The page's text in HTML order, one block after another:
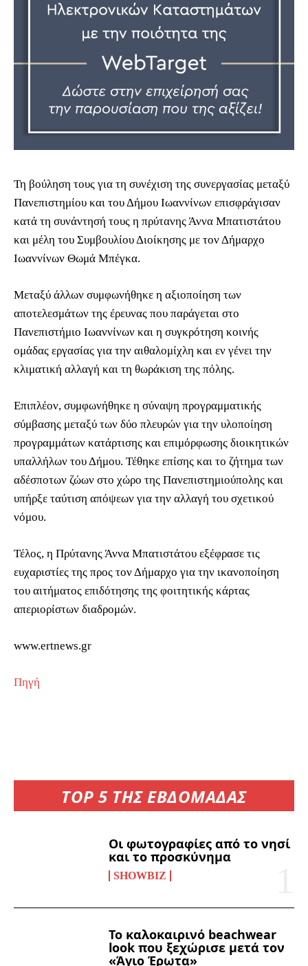
TOP 5 ΤΗΣ ΕΒΔΟΜΑΔΑΣ
Οι φωτογραφίες από το νησί
και το προσκύνημα
SHOWBIZ
Το καλοκαιρινό beachwear
look που ξεχώρισε μετά τον
«Άγιο Έρωτα»
Τη βούληση τους για τη συνέχιση της συνεργασίας μεταξύ
Πανεπιστημίου και του Δήμου Ιωαννίνων επισφράγισαν
κατά τη συνάντησή τους η πρύτανης Άννα Μπατιστάτου
και μέλη του Συμβουλίου Διοίκησης με τον Δήμαρχο
Ιωαννίνων Θωμά Μπέγκα.
Μεταξύ άλλων συμφωνήθηκε η αξιοποίηση των
αποτελεσμάτων της έρευνας που παράγεται στο
Πανεπιστήμιο Ιωαννίνων και η συγκρότηση κοινής
ομάδας εργασίας για την αιθαλομίχλη και εν γένει την
κλιματική αλλαγή και τη θωράκιση της πόλης.
Επιπλέον, συμφωνήθηκε η σύναψη προγραμματικής
σύμβασης μεταξύ των δύο πλευρών για την υλοποίηση
προγραμμάτων κατάρτισης και επιμόρφωσης διοικητικών
υπαλλήλων του Δήμου. Τέθηκε επίσης και το ζήτημα των
αδέσποτων ζώων στο χώρο της Πανεπιστημιούπολης και
υπήρξε ταύτιση απόψεων για την αλλαγή του σχετικού
νόμου.
Τέλος, η Πρύτανης Άννα Μπατιστάτου εξέφρασε τις
ευχαριστίες της προς τον Δήμαρχο για την ικανοποίηση
του αιτήματος επιδότησης της φοιτητικής κάρτας
απεριορίστων διαδρομών.
www.ertnews.gr
Πηγή